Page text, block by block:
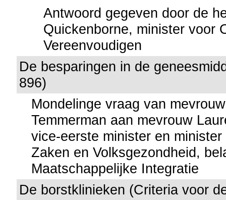
Antwoord gegeven door de
Quickenborne, minister voor
Vereenvoudigen
De besparingen in de
896)
Mondelinge vraag van
Temmerman aan mevrouw
vice-eerste minister en
Zaken en Volksgezondheid,
Maatschappelijke Integratie
De borstklinieken (Criteria voor